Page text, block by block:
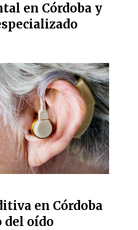
en Córdoba y
en Córdoba
del oído